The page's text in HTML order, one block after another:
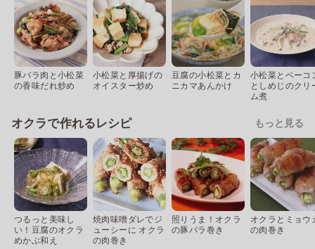
豚バラ肉と小松菜
の香味だれ炒め
小松菜と厚揚げの
オイスター炒め
豆腐の小松菜とカ
ニカマあんかけ
小松菜とベーコ
としめじのクリ
ム煮
オクラで作れるレシピ もっと見る
つるっと美味し
い！豆腐のオクラ
めかぶ和え
焼肉味噌ダレでジ
ューシーに オクラ
の肉巻き
照りうま！オクラ
の豚バラ巻き
オクラとミョウ
の肉巻き